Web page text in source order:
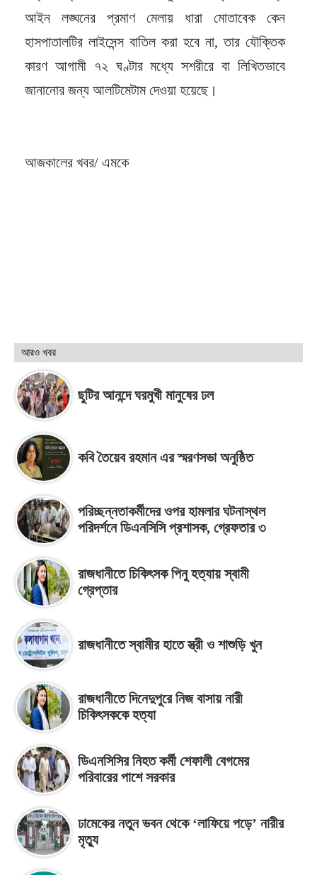
আইন লঙ্ঘনের প্রমাণ মেলায় ধারা মোতাবেক কেন
হাসপাতালটির লাইসেন্স বাতিল করা হবে না, তার যৌক্তিক
কারণ আগামী ৭২ ঘণ্টার মধ্যে সশরীরে বা লিখিতভাবে
জানানোর জন্য আলটিমেটাম দেওয়া হয়েছে।
আজকালের খবর/ এমকে
আরও খবর
ছুটির আনন্দে ঘরমুখী মানুষের ঢল
কবি তৈয়েব রহমান এর স্মরণসভা অনুষ্ঠিত
পরিচ্ছন্নতাকর্মীদের ওপর হামলার ঘটনাস্থল
পরিদর্শনে ডিএনসিসি প্রশাসক, গ্রেফতার ৩
রাজধানীতে চিকিৎসক পিনু হত্যায় স্বামী
গ্রেপ্তার
রাজধানীতে স্বামীর হাতে স্ত্রী ও শাশুড়ি খুন
রাজধানীতে দিনেদুপুরে নিজ বাসায় নারী
চিকিৎসককে হত্যা
ডিএনসিসির নিহত কর্মী শেফালী বেগমের
পরিবারের পাশে সরকার
ঢামেকের নতুন ভবন থেকে ‘লাফিয়ে পড়ে’ নারীর
মৃত্যু